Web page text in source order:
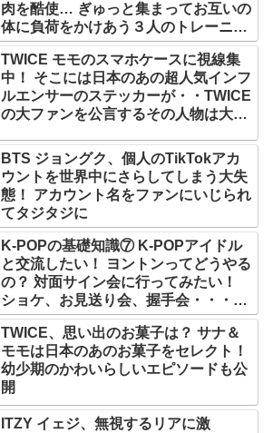
肉を酷使… ぎゅっと集まってお互いの
体に負荷をかけあう３人のトレーニン
グ風景がかわいすぎるとファンくぎづ
け
TWICE モモのスマホケースに視線集
中！ そこには日本のあの超人気インフ
ルエンサーのステッカーが・・TWICE
の大ファンを公言するその人物は大よ
と話題沸騰
BTS ジョングク、個人のTikTokアカ
ウントを世界中にさらしてしまう大失
態！ アカウント名をファンにいじられ
てタジタジに
K-POPの基礎知識⑦ K-POPアイドル
と交流したい！ ヨントンってどうやる
の？ 対面サイン会に行ってみたい！
ショケ、お見送り会、握手会・・・リ
リースイベントあれこれを紹介
TWICE、思い出のお菓子は？ サナ＆
モモは日本のあのお菓子をセレクト！
幼少期のかわいらしいエピソードも公
開
ITZY イェジ、無視するリアに激